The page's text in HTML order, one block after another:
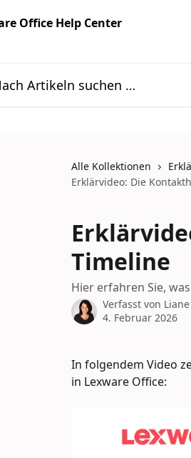
Alle Kollektionen
Erklärvideo: Die
Timeline
Hier erfahren Sie,
Verfasst von Liane
4. Februar 2026
In folgendem Video
in Lexware Office: